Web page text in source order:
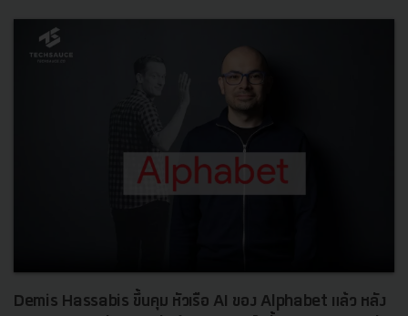
Demis Hassabis ขึ้นคุม หัวเรือ AI ของ Alphabet แล้ว หลัง